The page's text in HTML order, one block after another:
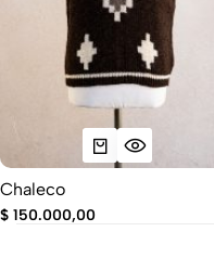
Chaleco
$ 150.000,00